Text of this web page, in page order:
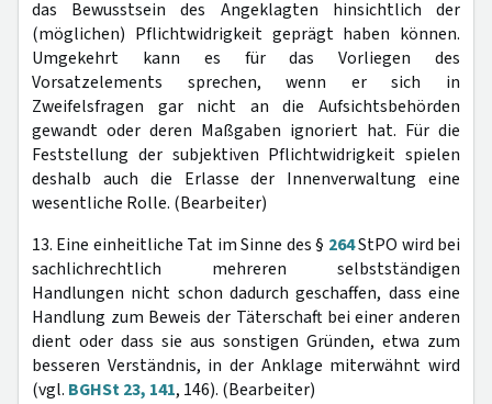
das Bewusstsein des Angeklagten hinsichtlich der
(möglichen) Pflichtwidrigkeit geprägt haben können.
Umgekehrt kann es für das Vorliegen des
Vorsatzelements sprechen, wenn er sich in
Zweifelsfragen gar nicht an die Aufsichtsbehörden
gewandt oder deren Maßgaben ignoriert hat. Für die
Feststellung der subjektiven Pflichtwidrigkeit spielen
deshalb auch die Erlasse der Innenverwaltung eine
wesentliche Rolle. (Bearbeiter)
13. Eine einheitliche Tat im Sinne des § 264StPO wird bei
sachlichrechtlich mehreren selbstständigen
Handlungen nicht schon dadurch geschaffen, dass eine
Handlung zum Beweis der Täterschaft bei einer anderen
dient oder dass sie aus sonstigen Gründen, etwa zum
besseren Verständnis, in der Anklage miterwähnt wird
(vgl. BGHSt 23, 141, 146). (Bearbeiter)